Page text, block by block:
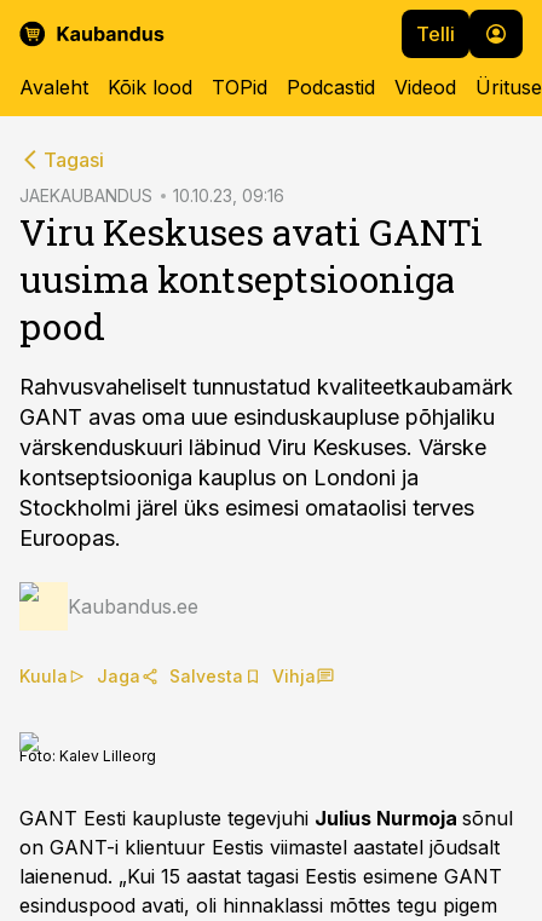
Telli
Avaleht Kõik lood TOPid Podcastid Videod
Tagasi
JAEKAUBANDUS 10.10.23, 09:16
Viru Keskuses avati GANTi
uusima kontseptsiooniga
pood
Rahvusvaheliselt tunnustatud kvaliteetkaubamärk
GANT avas oma uue esinduskaupluse põhjaliku
värskenduskuuri läbinud Viru Keskuses. Värske
kontseptsiooniga kauplus on Londoni ja
Stockholmi järel üks esimesi omataolisi terves
Euroopas.
Kaubandus.ee
Kuula Jaga Salvesta Vihja
Foto: Kalev Lilleorg
GANT Eesti kaupluste tegevjuhi Julius Nurmoja sõnul
on GANT-i klientuur Eestis viimastel aastatel jõudsalt
laienenud. „Kui 15 aastat tagasi Eestis esimene GANT
esinduspood avati, oli hinnaklassi mõttes tegu pigem